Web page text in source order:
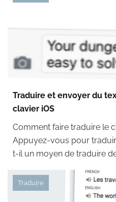
Traduire et envoyer du
clavier iOS
Comment faire traduire le
Appuyez-vous pour
t-il un moyen de traduire
Traduire